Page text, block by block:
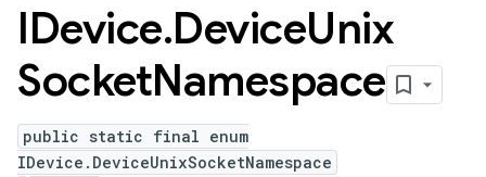
IDevice.DeviceUnix
SocketNamespace
public static final enum
IDevice.DeviceUnixSocketNamespace